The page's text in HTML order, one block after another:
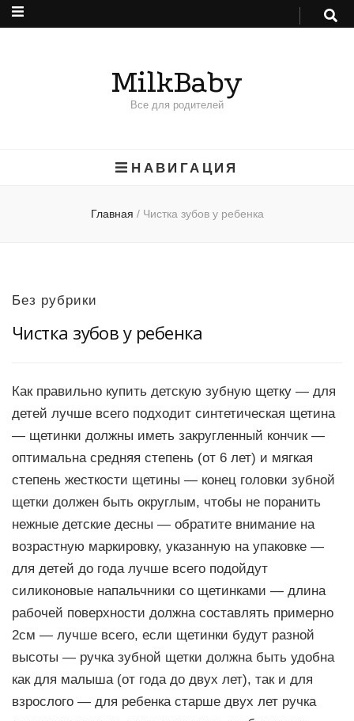
MilkBaby
Все для родителей
НАВИГАЦИЯ
Главная / Чистка зубов у ребенка
Без рубрики
Чистка зубов у ребенка
Как правильно купить детскую зубную щетку — для
детей лучше всего подходит синтетическая щетина
— щетинки должны иметь закругленный кончик —
оптимальна средняя степень (от 6 лет) и мягкая
степень жесткости щетины — конец головки зубной
щетки должен быть округлым, чтобы не поранить
нежные детские десны — обратите внимание на
возрастную маркировку, указанную на упаковке —
для детей до года лучше всего подойдут
силиконовые напальчники со щетинками — длина
рабочей поверхности должна составлять примерно
2см — лучше всего, если щетинки будут разной
высоты — ручка зубной щетки должна быть удобна
как для малыша (от года до двух лет), так и для
взрослого — для ребенка старше двух лет ручка